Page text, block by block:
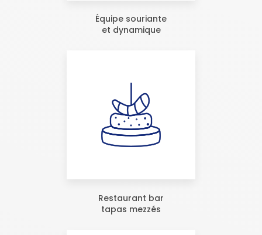
Équipe souriante
et dynamique
Restaurant bar
tapas mezzés